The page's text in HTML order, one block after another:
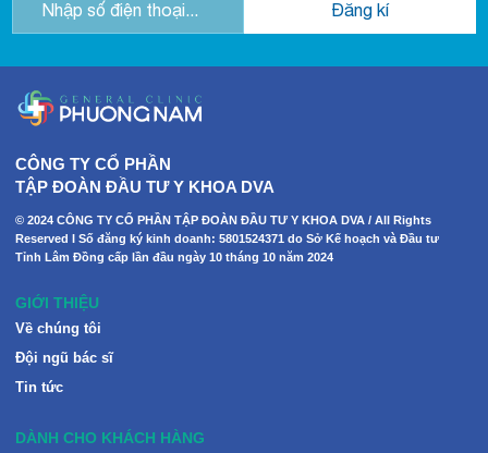
CÔNG TY CỔ PHẦN
TẬP ĐOÀN ĐẦU TƯ Y KHOA DVA
© 2024 CÔNG TY CỔ PHẦN TẬP ĐOÀN ĐẦU TƯ Y KHOA DVA / All Rights
Reserved I Số đăng ký kinh doanh: 5801524371 do Sở Kế hoạch và Đầu tư
Tỉnh Lâm Đồng cấp lần đầu ngày 10 tháng 10 năm 2024
GIỚI THIỆU
Về chúng tôi
Đội ngũ bác sĩ
Tin tức
DÀNH CHO KHÁCH HÀNG